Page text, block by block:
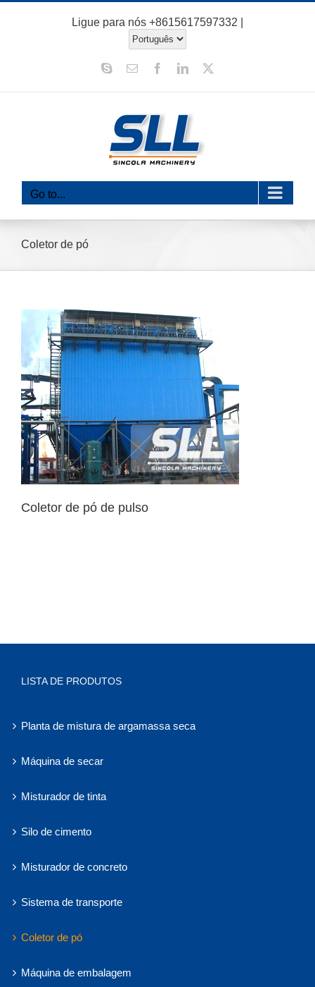
Ligue para nós +8615617597332
SkypeE-
FacebookLinkedIn
Go to...
Coletor de pó
Coletor de pó de pulso
LISTA DE PRODUTOS
Planta de mistura de argamassa seca
Máquina de secar
Misturador de tinta
Silo de cimento
Misturador de concreto
Sistema de transporte
Coletor de pó
Máquina de embalagem